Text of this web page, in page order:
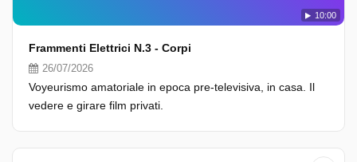
10:00
Frammenti Elettrici N.3 - Corpi
26/07/2026
Voyeurismo amatoriale in epoca pre-televisiva, in casa. Il
vedere e girare film privati.